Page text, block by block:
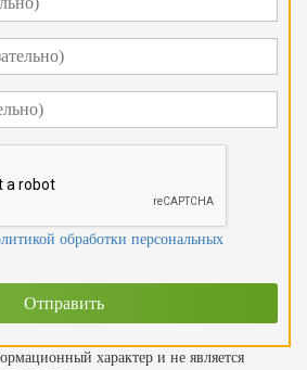
обработки персональных
характер и не является